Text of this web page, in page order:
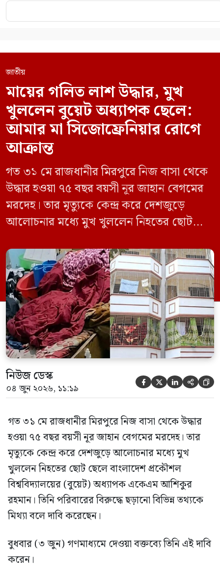
জাতীয়
মায়ের গলিত লাশ উদ্ধার, মুখ
খুললেন বুয়েট অধ্যাপক ছেলে:
আমার মা সিজোফ্রেনিয়ার রোগে
আক্রান্ত
গত ৩১ মে রাজধানীর মিরপুরে নিজ বাসা থেকে
উদ্ধার হওয়া ৭৫ বছর বয়সী নূর জাহান বেগমের
মরদেহ। তার মৃত্যুকে কেন্দ্র করে দেশজুড়ে
আলোচনার মধ্যে মুখ খুললেন নিহতের ছোট
(বুয়েট) অধ্যাপক একেএম আশিকুর রহমান।
তিনি পরিবারের বিরুদ্ধে ছড়ানো বিভিন্ন তথ্যকে
মিথ্যা বলে দাবি করেছেন। বুধবার (৩ জুন)
গণমাধ্যমে দেওয়া বক্তব্যে তিনি এই […]
নিউজ ডেস্ক
০৪ জুন ২০২৬, ১১:১৯     
গত ৩১ মে রাজধানীর মিরপুরে নিজ বাসা থেকে উদ্ধার
হওয়া ৭৫ বছর বয়সী নূর জাহান বেগমের মরদেহ। তার
মৃত্যুকে কেন্দ্র করে দেশজুড়ে আলোচনার মধ্যে মুখ
খুললেন নিহতের ছোট ছেলে বাংলাদেশ প্রকৌশল
বিশ্ববিদ্যালয়ের (বুয়েট) অধ্যাপক একেএম আশিকুর
রহমান। তিনি পরিবারের বিরুদ্ধে ছড়ানো বিভিন্ন তথ্যকে
মিথ্যা বলে দাবি করেছেন।
বুধবার (৩ জুন) গণমাধ্যমে দেওয়া বক্তব্যে তিনি এই দাবি
করেন।